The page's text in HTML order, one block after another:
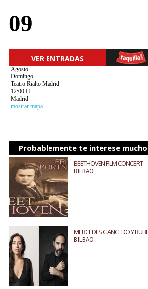
09
VER ENTRADAS
Agosto
Domingo
Teatro Rialto Madrid
12:00 H
Madrid
mostrar mapa
Probablemente te interese
BEETHOVEN FILM CONCERT
BILBAO
MERCEDES GANCEDO Y
BILBAO